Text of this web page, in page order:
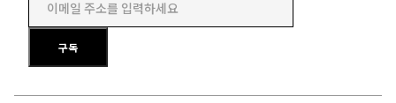
이메일 주소를 입력하세요
구독